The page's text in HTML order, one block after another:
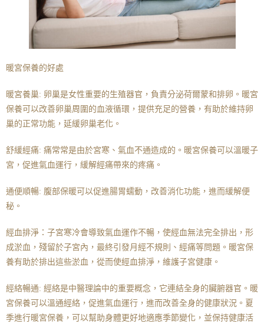
暖宮保養的好處
暖宮養巢: 卵巢是女性重要的生殖器官，負責分泌荷爾蒙和排卵。暖宮
保養可以改善卵巢周圍的血液循環，提供充足的營養，有助於維持卵
巢的正常功能，延緩卵巢老化。
舒緩經痛: 痛常常是由於宮寒、氣血不通造成的。暖宮保養可以溫暖子
宮，促進氣血運行，緩解經痛帶來的疼痛。
通便順暢: 腹部保暖可以促進腸胃蠕動，改善消化功能，進而緩解便
秘。
經血排淨：子宮寒冷會導致氣血運作不暢，使經血無法完全排出，形
成淤血，殘留於子宮內，最終引發月經不規則、經痛等問題。暖宮保
養有助於排出這些淤血，從而使經血排淨，維護子宮健康。
經絡暢通: 經絡是中醫理論中的重要概念，它連結全身的臟腑器官。暖
宮保養可以溫通經絡，促進氣血運行，進而改善全身的健康狀況。夏
季進行暖宮保養，可以幫助身體更好地適應季節變化，並保持健康活